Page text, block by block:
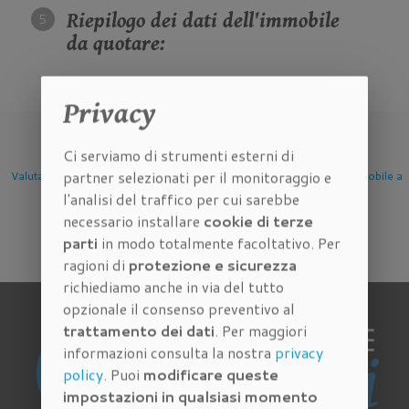
Riepilogo dei dati dell'immobile
da quotare:
Immobile
Valutazione Immobile a
Firenze
Valutazione Immobile a
Scandicci
Privacy
Ci serviamo di strumenti esterni di
partner selezionati per il monitoraggio e
l'analisi del traffico per cui sarebbe
necessario installare cookie di terze
parti in modo totalmente facoltativo. Per
ragioni di protezione e sicurezza
richiediamo anche in via del tutto
opzionale il consenso preventivo al
trattamento dei dati. Per maggiori
informazioni consulta la nostra privacy
policy. Puoi modificare queste
impostazioni in qualsiasi momento